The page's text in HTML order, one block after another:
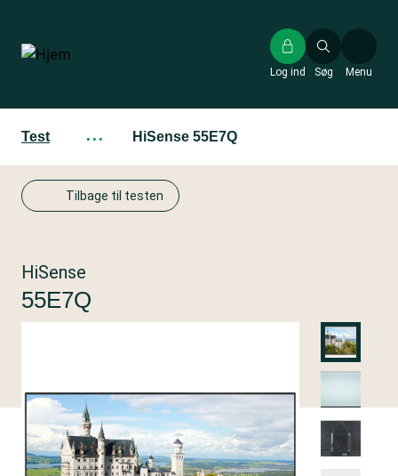
hovedindhold
Søg
Log ind Menu
Test ··· HiSense 55E7Q
Tilbage til testen
HiSense
55E7Q